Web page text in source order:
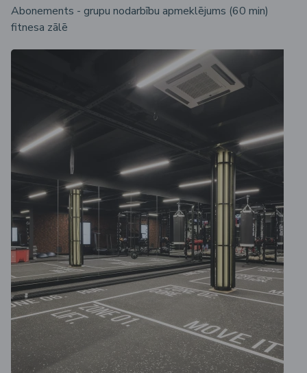
Abonements - grupu nodarbību apmeklējums (60 min)
fitnesa zālē